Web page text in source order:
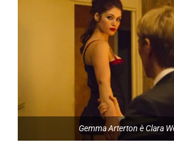
Gemma Arterton è Clara